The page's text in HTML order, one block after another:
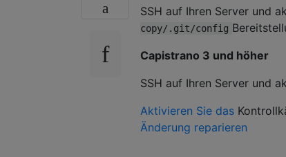
SSH auf Ihren Server und
copy/.git/config
Capistrano 3 und höher
SSH auf Ihren Server und
Aktivieren Sie das
Änderung reparieren